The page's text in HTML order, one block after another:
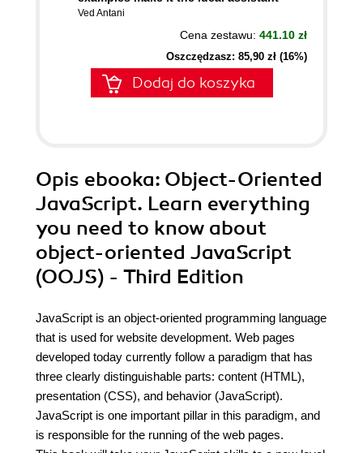
Ved Antani
Cena zestawu: 441.10 zł
Oszczędzasz: 85,90 zł (16%)
Dodaj do koszyka
Opis ebooka: Object-Oriented
JavaScript. Learn everything
you need to know about
object-oriented JavaScript
(OOJS) - Third Edition
JavaScript is an object-oriented programming language
that is used for website development. Web pages
developed today currently follow a paradigm that has
three clearly distinguishable parts: content (HTML),
presentation (CSS), and behavior (JavaScript).
JavaScript is one important pillar in this paradigm, and
is responsible for the running of the web pages.